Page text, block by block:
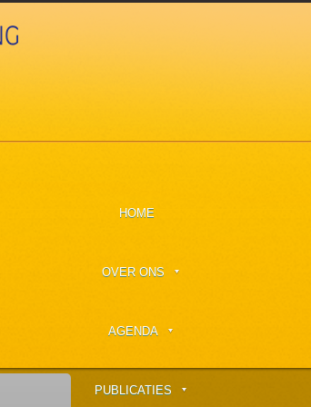
HOME
OVER ONS
AGENDA
PUBLICATIES